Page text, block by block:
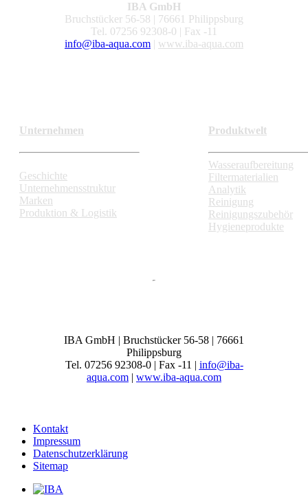
IBA GmbH
Bruchstücker 56-58 | 76661 Philippsburg
Tel. 07256 92308-0 | Fax -11
info@iba-aqua.com | www.iba-aqua.com
Unternehmen Produktwelt
Geschichte
Unternehmensstruktur
Marken
Produktion & Logistik
Wasseraufbereitung
Filtermaterialien
Analytik
Reinigung
Reinigungszubehör
Hygieneprodukte
IBA GmbH | Bruchstücker 56-58 | 76661
Philippsburg
Tel. 07256 92308-0 | Fax -11 | info@iba-
aqua.com | www.iba-aqua.com
Kontakt
Impressum
Datenschutzerklärung
Sitemap